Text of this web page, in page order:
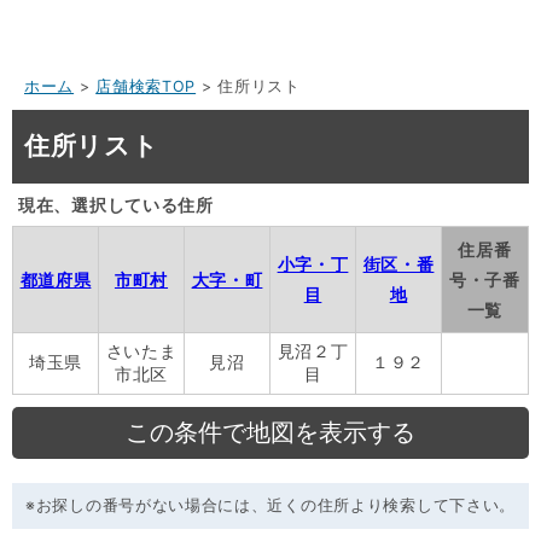
ホーム > 店舗検索TOP > 住所リスト
住所リスト
現在、選択している住所
都道府県 市町村 大字・町
小字・丁
目
街区・番
地
住居番
号・子番
一覧
埼玉県
さいたま
市北区
見沼
見沼２丁
目
１９２
※お探しの番号がない場合には、近くの住所より検索して下さい。